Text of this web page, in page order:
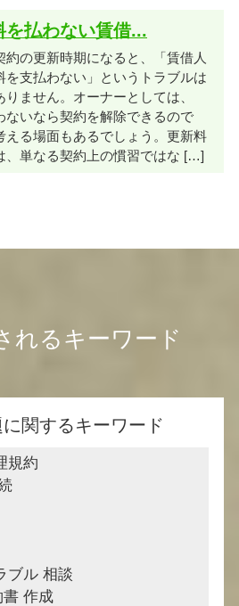
を払わない賃借...
約の更新時期になると、「賃借人
を支払わない」というトラブルは
りません。オーナーとしては、
ないなら契約を解除できるので
える場面もあるでしょう。更新料
、単なる契約上の慣習ではな […]
れるキーワード
関するキーワード
規約
ブル 相談
作成